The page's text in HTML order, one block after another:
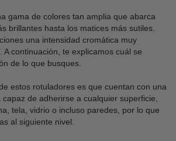
gama de colores tan amplia que abarca
brillantes hasta los matices más sutiles.
una intensidad cromática muy
A continuación, te explicamos cuál se
de lo que busques.
estos rotuladores es que cuentan con una
de adherirse a cualquier superficie,
tela, vidrio o incluso paredes, por lo que
al siguiente nivel.